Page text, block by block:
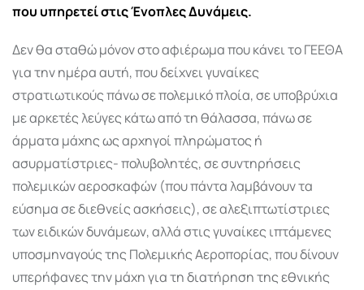
που υπηρετεί στις Ένοπλες Δυνάμεις.
Δεν θα σταθώ μόνον στο αφιέρωμα που κάνει το ΓΕΕΘΑ
για την ημέρα αυτή, που δείχνει γυναίκες
στρατιωτικούς πάνω σε πολεμικό πλοία, σε υποβρύχια
με αρκετές λεύγες κάτω από τη θάλασσα, πάνω σε
άρματα μάχης ως αρχηγοί πληρώματος ή
ασυρματίστριες- πολυβολητές, σε συντηρήσεις
πολεμικών αεροσκαφών (που πάντα λαμβάνουν τα
εύσημα σε διεθνείς ασκήσεις), σε αλεξιπτωτίστριες
των ειδικών δυνάμεων, αλλά στις γυναίκες ιπτάμενες
υποσμηναγούς της Πολεμικής Αεροπορίας, που δίνουν
υπερήφανες την μάχη για τη διατήρηση της εθνικής